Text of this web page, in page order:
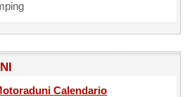
Calendario